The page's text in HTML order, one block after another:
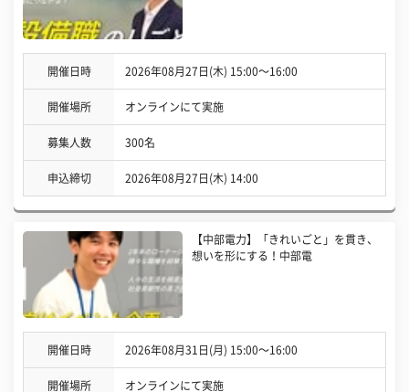
開催日時 2026年08月27日(木) 15:00〜16:00
開催場所 オンラインにて実施
募集人数 300名
申込締切 2026年08月27日(木) 14:00
【中部電力】「きれいごと」を貫き、
想いを形にする！中部電
開催日時 2026年08月31日(月) 15:00〜16:00
開催場所 オンラインにて実施